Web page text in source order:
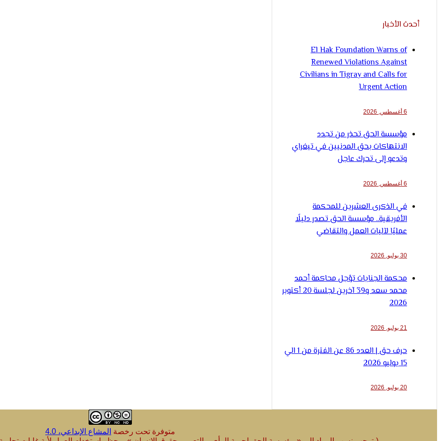
أحدث الأخبار
El Hak Foundation Warns of
Renewed Violations Against
Civilians in Tigray and Calls for
Urgent Action
6 أغسطس, 2026
مؤسسة الحق تحذر من تجدد
الانتهاكات بحق المدنيين في تيغراي
وتدعو إلى تحرك عاجل
6 أغسطس, 2026
في الذكرى العشرين للمحكمة
الأفريقية.. مؤسسة الحق تصدر دليلًا
عمليًا لآليات العمل والتقاضي
30 يوليو, 2026
محكمة الجنايات تؤجل محاكمة أحمد
محمد سعد و39 آخرين لجلسة 20 أكتوبر
2026
21 يوليو, 2026
حرف حق | العدد 86 عن الفترة من 1 الي
15 يوليو 2026
20 يوليو, 2026
متوفرة تحت رخصة المشاع الإبداعي، 4.0